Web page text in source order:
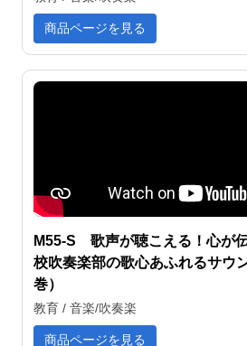
商品ページを見る
M55-S 歌声が聴こえる！心が
校吹奏楽部の歌心あふれるサウ
巻）
教育 / 音楽/吹奏楽
商品ページを見る